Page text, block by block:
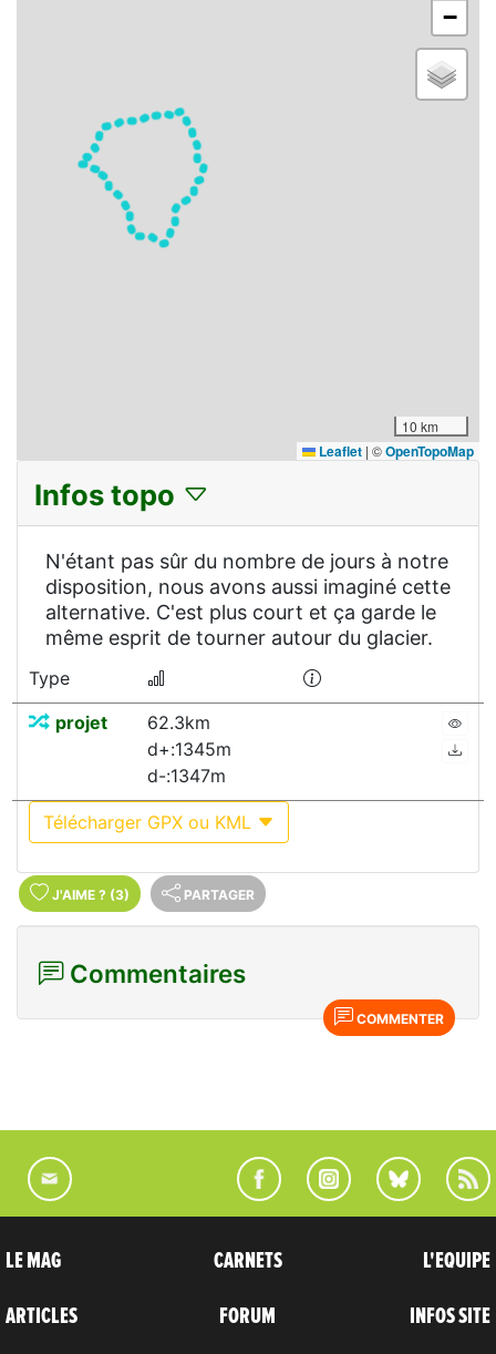
−
10 km
Leaflet | ©OpenTopoMap
Infos topo
N'étant pas sûr du nombre de jours à notre
disposition, nous avons aussi imaginé cette
alternative. C'est plus court et ça garde le
même esprit de tourner autour du glacier.
Type
projet
62.3km
d+:1345m
d-:1347m
Télécharger GPX ou KML
J'AIME ? (3) PARTAGER
Commentaires
COMMENTER
LE MAG
ARTICLES
CARNETS
FORUM
L'EQUIPE
INFOS SITE